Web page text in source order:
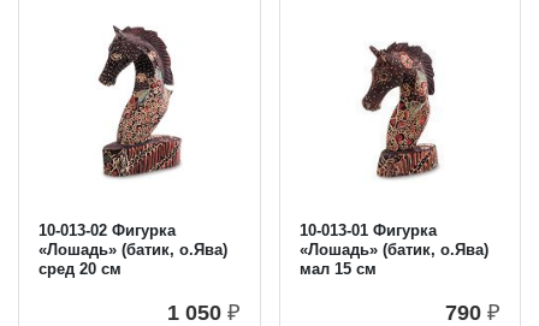
10-013-02 Фигурка
«Лошадь» (батик, о.Ява)
сред 20 см
1 050 ₽
10-013-01 Фигурка
«Лошадь» (батик, о.Ява)
мал 15 см
790 ₽